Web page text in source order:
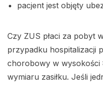
pacjent jest objęty
Czy ZUS płaci za pobyt
przypadku hospitalizacji
chorobowy w
wymiaru zasiłku. Jeśli